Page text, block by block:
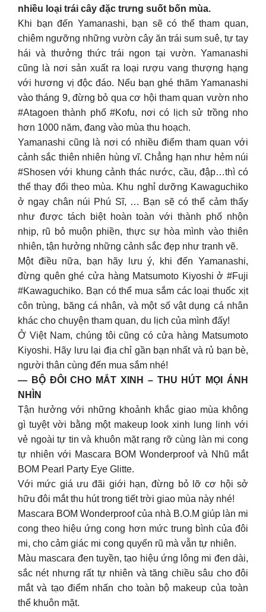
nhiều loại trái cây đặc trưng suốt bốn mùa.
Khi bạn đến Yamanashi, bạn sẽ có thể tham quan,
chiêm ngưỡng những vườn cây ăn trái sum suê, tự tay
hái và thưởng thức trái ngon tại vườn. Yamanashi
cũng là nơi sản xuất ra loại rượu vang thượng hạng
với hương vị độc đáo. Nếu bạn ghé thăm Yamanashi
vào tháng 9, đừng bỏ qua cơ hội tham quan vườn nho
#Atagoen thành phố #Kofu, nơi có lịch sử trồng nho
hơn 1000 năm, đang vào mùa thu hoạch.
Yamanashi cũng là nơi có nhiều điểm tham quan với
cảnh sắc thiên nhiên hùng vĩ. Chẳng hạn như hẻm núi
#Shosen với khung cảnh thác nước, cầu, đập…thì có
thể thay đổi theo mùa. Khu nghỉ dưỡng Kawaguchiko
ở ngay chân núi Phú Sĩ, … Bạn sẽ có thể cảm thấy
như được tách biệt hoàn toàn với thành phố nhộn
nhịp, rũ bỏ muộn phiền, thực sự hòa mình vào thiên
nhiên, tận hưởng những cảnh sắc đẹp như tranh vẽ.
Một điều nữa, bạn hãy lưu ý, khi đến Yamanashi,
đừng quên ghé cửa hàng Matsumoto Kiyoshi ở #Fuji
#Kawaguchiko. Bạn có thể mua sắm các loại thuốc xịt
côn trùng, băng cá nhân, và một số vật dụng cá nhân
khác cho chuyện tham quan, du lịch của mình đấy!
Ở Việt Nam, chúng tôi cũng có cửa hàng Matsumoto
Kiyoshi. Hãy lưu lại địa chỉ gần bạn nhất và rủ bạn bè,
người thân cùng đến mua sắm nhé!
— BỘ ĐÔI CHO MẮT XINH – THU HÚT MỌI ÁNH
NHÌN
Tận hưởng với những khoảnh khắc giao mùa không
gì tuyệt vời bằng một makeup look xinh lung linh với
vẻ ngoài tự tin và khuôn mặt rạng rỡ cùng làn mi cong
tự nhiên với Mascara BOM Wonderproof và Nhũ mắt
BOM Pearl Party Eye Glitte.
Với mức giá ưu đãi giới hạn, đừng bỏ lỡ cơ hội sở
hữu đôi mắt thu hút trong tiết trời giao mùa này nhé!
Mascara BOM Wonderproof của nhà B.O.M giúp làn mi
cong theo hiệu ứng cong hơn mức trung bình của đôi
mi, cho cảm giác mi cong quyến rũ mà vẫn tự nhiên.
Màu mascara đen tuyền, tạo hiệu ứng lông mi đen dài,
sắc nét nhưng rất tự nhiên và tăng chiều sâu cho đôi
mắt và tạo điểm nhấn cho toàn bộ makeup của toàn
thể khuôn mặt.